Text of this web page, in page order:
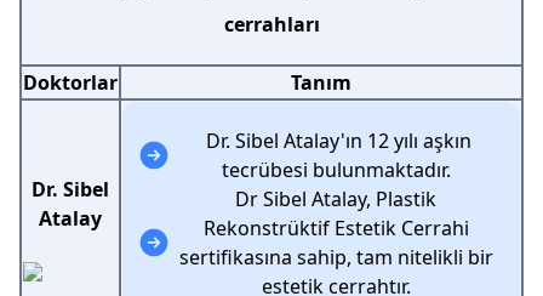
cerrahları
Doktorlar Tanım
Dr. Sibel
Atalay
Dr. Sibel Atalay'ın 12 yılı aşkın
tecrübesi bulunmaktadır.
Dr Sibel Atalay, Plastik
Rekonstrüktif Estetik Cerrahi
sertifikasına sahip, tam nitelikli bir
estetik cerrahtır.